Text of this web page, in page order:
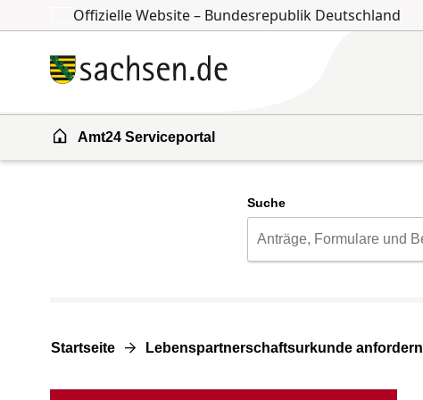
Zum Inhalt springen
Zur Suche springen
Offizielle Website – Bundesrepublik Deutschland
Amt24 Serviceportal
Suche
Startseite Lebenspartnerschaftsurkunde anfordern